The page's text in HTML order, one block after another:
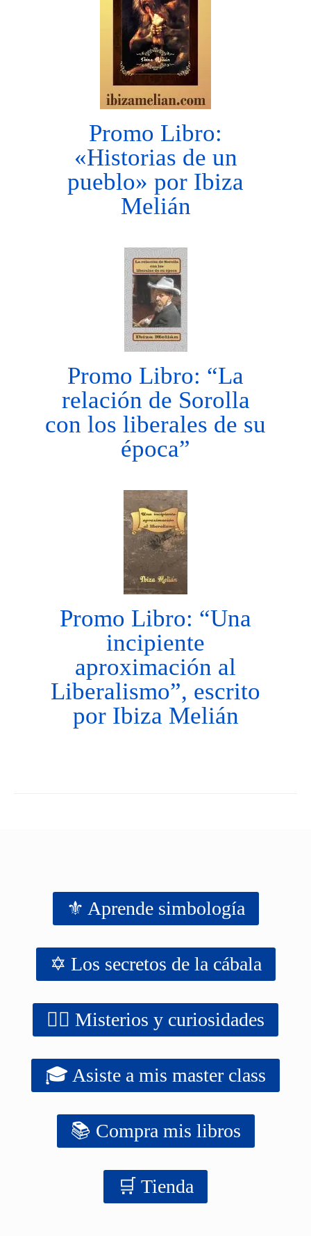
Promo Libro:
«Historias de un
pueblo» por Ibiza
Melián
Promo Libro: “La
relación de Sorolla
con los liberales de su
época”
Promo Libro: “Una
incipiente
aproximación al
Liberalismo”, escrito
por Ibiza Melián
⚜️ Aprende simbología
✡️ Los secretos de la cábala
‍‍‍‍‍🧙‍♂️ Misterios y curiosidades
🎓 Asiste a mis master class
📚 Compra mis libros
‍‍🛒 Tienda